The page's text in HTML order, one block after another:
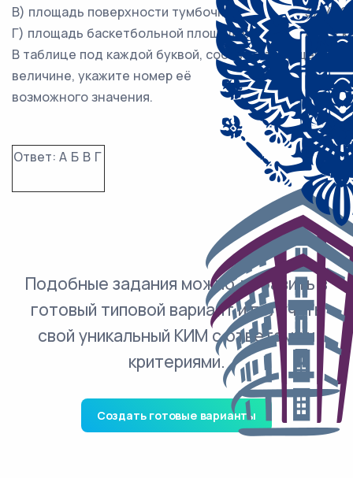
В) площадь поверхности тумбочки
Г) площадь баскетбольной площадки
3) 1439
4) 0,2
В таблице под каждой буквой, соответствующей
величине, укажите номер её
возможного значения.
Ответ: А Б В Г
Подобные задания можно добавить в
готовый типовой вариант и получить
свой уникальный КИМ с ответами и
критериями.
Создать готовые варианты